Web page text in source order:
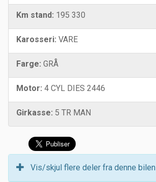
Km stand: 195 330
Karosseri: VARE
Farge: GRÅ
Motor: 4 CYL DIES 2446
Girkasse: 5 TR MAN
Vis/skjul flere deler fra denne bilen